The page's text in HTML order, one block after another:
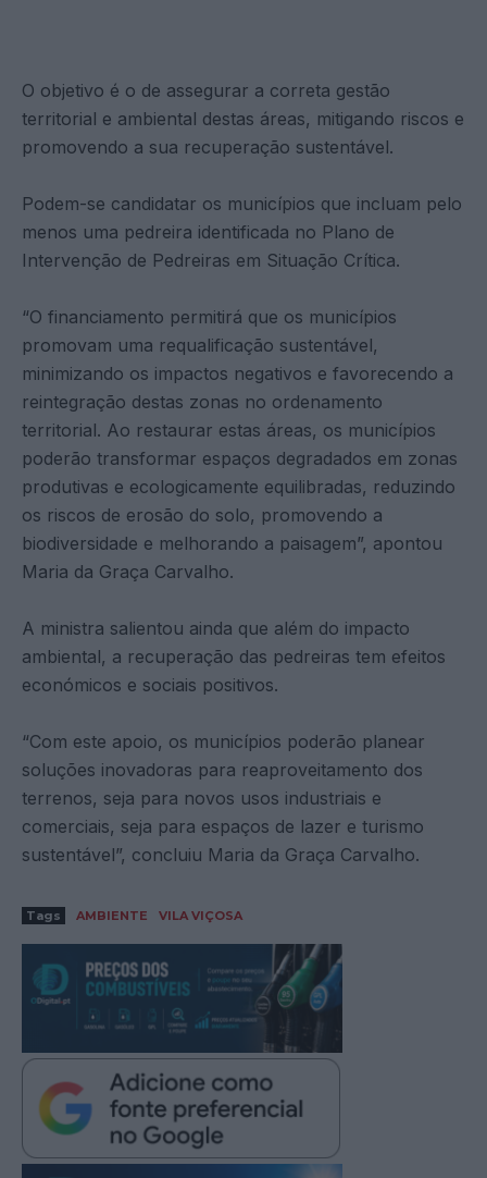
O objetivo é o de assegurar a correta gestão
territorial e ambiental destas áreas, mitigando riscos e
promovendo a sua recuperação sustentável.
Podem-se candidatar os municípios que incluam pelo
menos uma pedreira identificada no Plano de
Intervenção de Pedreiras em Situação Crítica.
“O financiamento permitirá que os municípios
promovam uma requalificação sustentável,
minimizando os impactos negativos e favorecendo a
reintegração destas zonas no ordenamento
territorial. Ao restaurar estas áreas, os municípios
poderão transformar espaços degradados em zonas
produtivas e ecologicamente equilibradas, reduzindo
os riscos de erosão do solo, promovendo a
biodiversidade e melhorando a paisagem”, apontou
Maria da Graça Carvalho.
A ministra salientou ainda que além do impacto
ambiental, a recuperação das pedreiras tem efeitos
económicos e sociais positivos.
“Com este apoio, os municípios poderão planear
soluções inovadoras para reaproveitamento dos
terrenos, seja para novos usos industriais e
comerciais, seja para espaços de lazer e turismo
sustentável”, concluiu Maria da Graça Carvalho.
Tags AMBIENTE VILA VIÇOSA